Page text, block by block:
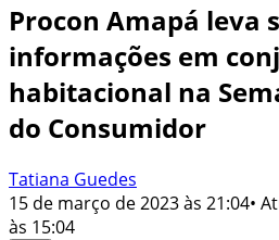
Procon Amapá leva
informações em
habitacional na
do Consumidor
Tatiana Guedes
15 de março de 2023 às 21:04•
às 15:04